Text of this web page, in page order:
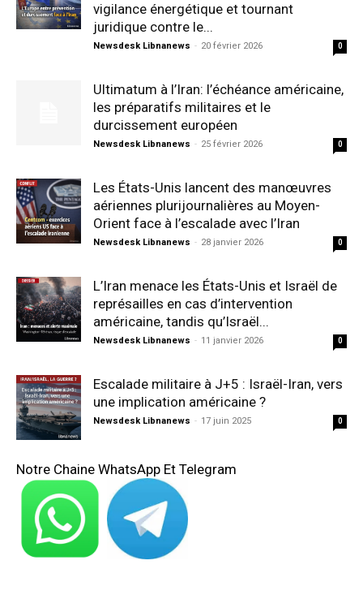
vigilance énergétique et tournant
juridique contre le...
Newsdesk Libnanews - 20 février 2026 0
Ultimatum à l’Iran: l’échéance américaine,
les préparatifs militaires et le
durcissement européen
Newsdesk Libnanews - 25 février 2026 0
Les États-Unis lancent des manœuvres
aériennes plurijournalières au Moyen-
Orient face à l’escalade avec l’Iran
Newsdesk Libnanews - 28 janvier 2026 0
L’Iran menace les États-Unis et Israël de
représailles en cas d’intervention
américaine, tandis qu’Israël...
Newsdesk Libnanews - 11 janvier 2026 0
Escalade militaire à J+5 : Israël-Iran, vers
une implication américaine ?
Newsdesk Libnanews - 17 juin 2025 0
Notre Chaine WhatsApp Et Telegram